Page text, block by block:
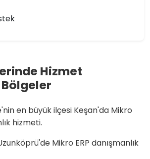
Hizmet
en büyük ilçesi Keşan'da Mikro
hizmeti.
Mikro ERP danışmanlık